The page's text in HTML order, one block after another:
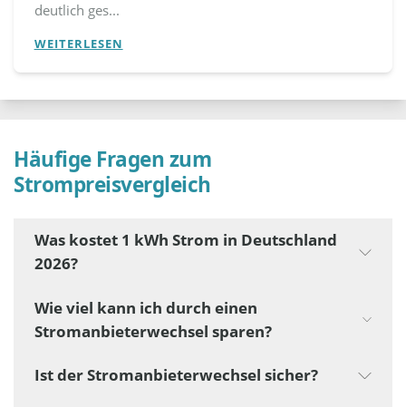
deutlich ges...
WEITERLESEN
Häufige Fragen zum
Strompreisvergleich
Was kostet 1 kWh Strom in Deutschland
2026?
Wie viel kann ich durch einen
Stromanbieterwechsel sparen?
Ist der Stromanbieterwechsel sicher?